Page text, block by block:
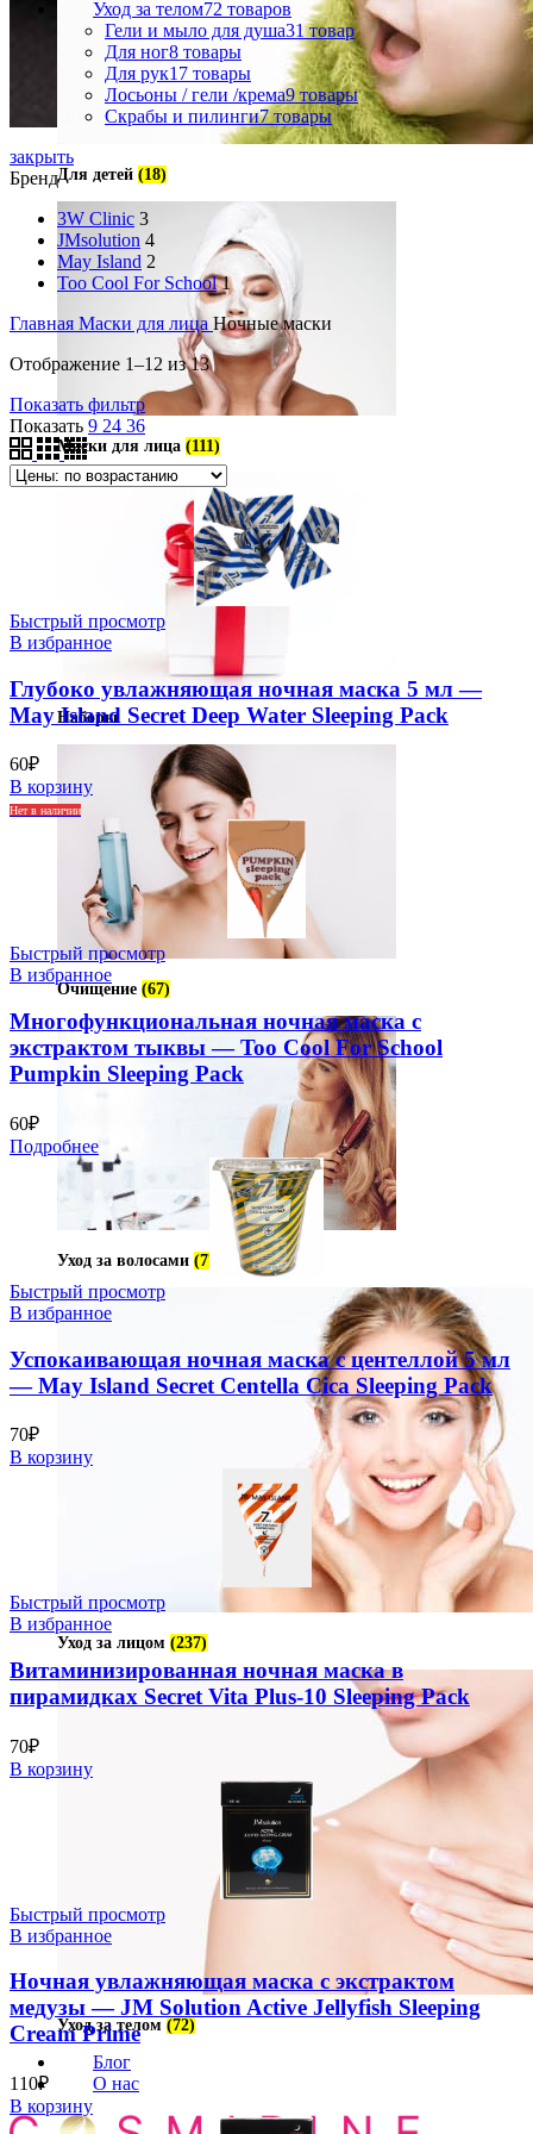
Для детей (18)
Маски для лица (111)
Наборы
Очищение (67)
Уход за волосами (77)
Уход за лицом (237)
Уход за телом (72)
Блог
О нас
Уход за телом72 товаров
Гели и мыло для душа31 товар
Для ног8 товары
Для рук17 товары
Лосьоны / гели /крема9 товары
Скрабы и пилинги7 товары
закрыть
Бренд
3W Clinic 3
JMsolution 4
May Island 2
Too Cool For School 1
Главная Маски для лица Ночные маски
Отображение 1–12 из 13
Показать фильтр
Показать 9 24 36
Быстрый просмотр
В избранное
Глубоко увлажняющая ночная маска 5 мл —
May Island Secret Deep Water Sleeping Pack
60₽
В корзину
Нет в наличии
Быстрый просмотр
В избранное
Многофункциональная ночная маска c
экстрактом тыквы — Too Cool For School
Pumpkin Sleeping Pack
60₽
Подробнее
Быстрый просмотр
В избранное
Успокаивающая ночная маска с центеллой 5 мл
— May Island Secret Centella Cica Sleeping Pack
70₽
В корзину
Быстрый просмотр
В избранное
Витаминизированная ночная маска в
пирамидках Secret Vita Plus-10 Sleeping Pack
70₽
В корзину
Быстрый просмотр
В избранное
Ночная увлажняющая маска с экстрактом
медузы — JM Solution Active Jellyfish Sleeping
Cream Prime
110₽
В корзину